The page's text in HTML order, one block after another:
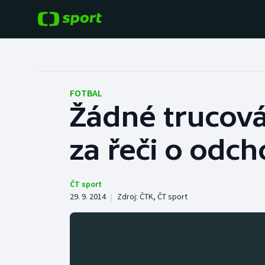
Hokej
Tenis
Cyklistika
Baseball a softbal
Basketbal
Boby a skeleton
FOTBAL
Žádné
za řeči o
ČT sport
29. 9. 2014 | Zdroj: ČTK, ČT sport